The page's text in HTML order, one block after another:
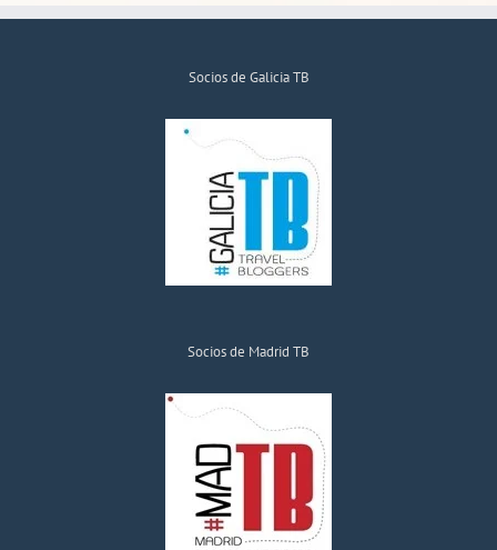
Socios de Galicia TB
Socios de Madrid TB